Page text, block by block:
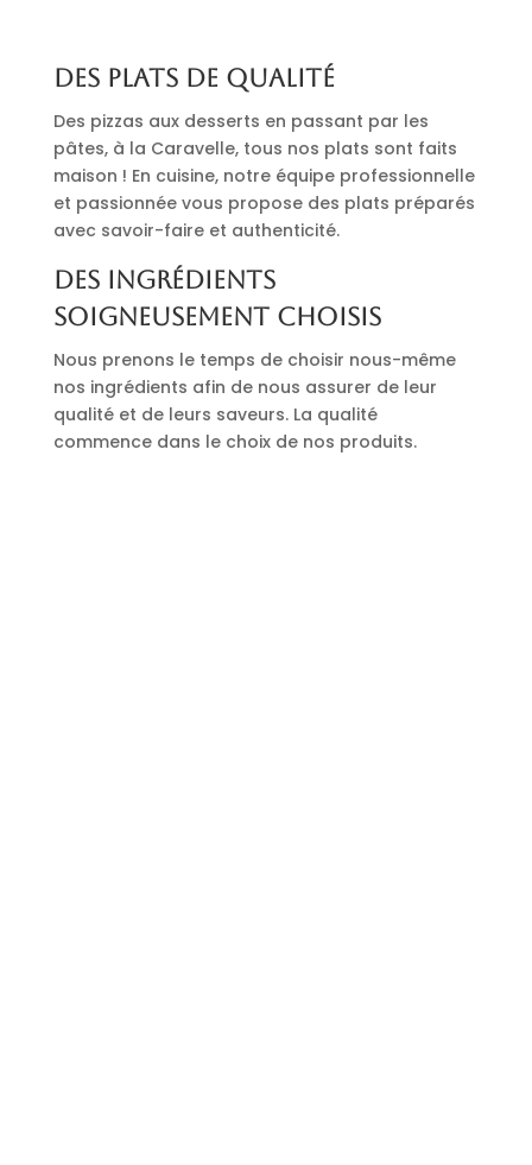
Des plats de qualité
Des pizzas aux desserts en passant par les
pâtes, à la Caravelle, tous nos plats sont faits
maison ! En cuisine, notre équipe professionnelle
et passionnée vous propose des plats préparés
avec savoir-faire et authenticité.
Des ingrédients
soigneusement choisis
Nous prenons le temps de choisir nous-même
nos ingrédients afin de nous assurer de leur
qualité et de leurs saveurs. La qualité
commence dans le choix de nos produits.